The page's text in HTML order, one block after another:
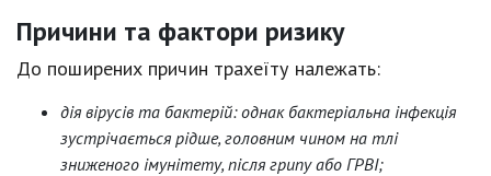
Причини та фактори ризику
До поширених причин трахеїту належать:
дія вірусів та бактерій: однак бактеріальна інфекція
зустрічається рідше, головним чином на тлі
зниженого імунітету, після грипу або ГРВІ;